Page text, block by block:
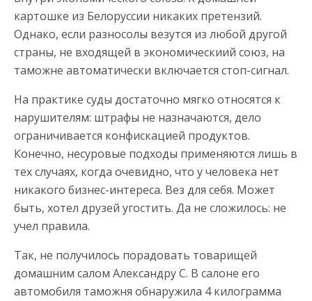
картошке из Белоруссии никаких претензий.
Однако, если разносолы везутся из любой другой
страны, не входящей в экономическиий союз, на
таможне автоматически включается стоп-сигнал.
На практике суды достаточно мягко относятся к
нарушителям: штрафы не назначаются, дело
ограничивается конфискацией продуктов.
Конечно, несуровые подходы применяются лишь в
тех случаях, когда очевидно, что у человека нет
никакого бизнес-интереса. Вез для себя. Может
быть, хотел друзей угостить. Да не сложилось: не
учел правила.
Так, не получилось порадовать товарищей
домашним салом Александру С. В салоне его
автомобиля таможня обнаружила 4 килограмма